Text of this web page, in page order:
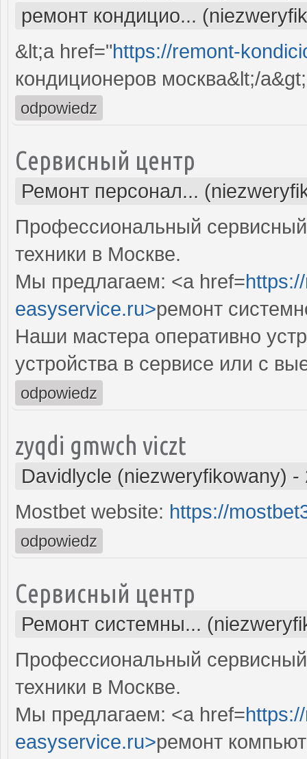
ремонт кондицио...
&lt;a href="https://remont-
кондиционеров москва&lt;/a&gt;
odpowiedz
Сервисный центр
Ремонт персонал...
Профессиональный
техники в Москве.
Мы предлагаем: <a href=
easyservice.ru>ремонт
Наши мастера оперативно
устройства в сервисе или с
odpowiedz
zyqdi gmwch viczt
Davidlycle (niezweryfikowany) -
Mostbet website: https://
odpowiedz
Сервисный центр
Ремонт системны...
Профессиональный
техники в Москве.
Мы предлагаем: <a href=
easyservice.ru>ремонт